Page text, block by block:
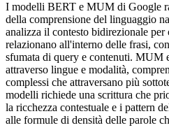
I modelli BERT e MUM di Google
della comprensione del linguaggio
analizza il contesto bidirezionale per
relazionano all'interno delle frasi,
sfumata di query e contenuti. MUM
attraverso lingue e modalità,
complessi che attraversano più
modelli richiede una scrittura che
la ricchezza contestuale e i pattern
alle formule di densità delle parole